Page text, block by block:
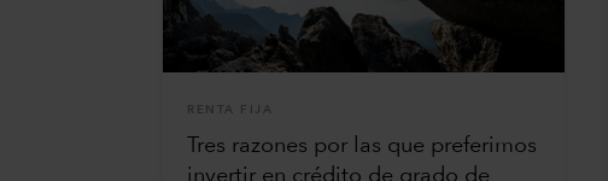
RENTA FIJA
Tres razones por las que preferimos
invertir en crédito de grado de